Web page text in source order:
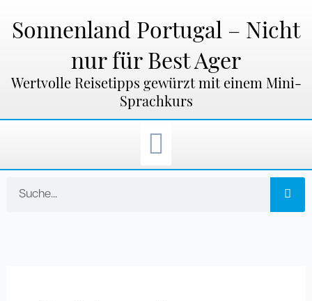
Inhalt
springen
Sonnenland Portugal – Nicht
nur für Best Ager
Wertvolle Reisetipps gewürzt mit einem Mini-
Sprachkurs